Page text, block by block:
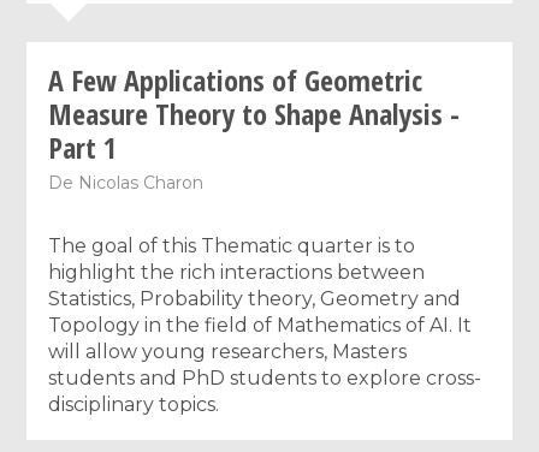
A Few Applications of Geometric
Measure Theory to Shape Analysis -
Part 1
De Nicolas Charon
The goal of this Thematic quarter is to
highlight the rich interactions between
Statistics, Probability theory, Geometry and
Topology in the field of Mathematics of AI. It
will allow young researchers, Masters
students and PhD students to explore cross-
disciplinary topics.